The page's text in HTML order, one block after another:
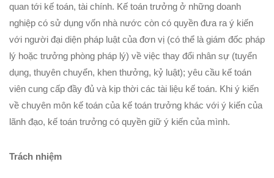
quan tới kế toán, tài chính. Kế toán trưởng ở những doanh
nghiệp có sử dụng vốn nhà nước còn có quyền đưa ra ý kiến
với người đại diện pháp luật của đơn vị (có thể là giám đốc pháp
lý hoặc trưởng phòng pháp lý) về việc thay đổi nhân sự (tuyển
dụng, thuyên chuyển, khen thưởng, kỷ luật); yêu cầu kế toán
viên cung cấp đầy đủ và kịp thời các tài liệu kế toán. Khi ý kiến
về chuyên môn kế toán của kế toán trưởng khác với ý kiến của
lãnh đạo, kế toán trưởng có quyền giữ ý kiến của mình.
Trách nhiệm